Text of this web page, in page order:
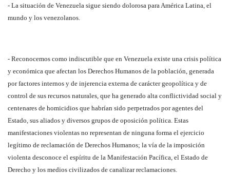
- La situación de Venezuela sigue siendo dolorosa para América Latina, el
mundo y los venezolanos.
- Reconocemos como indiscutible que en Venezuela existe una crisis política
y económica que afectan los Derechos Humanos de la población, generada
por factores internos y de injerencia externa de carácter geopolítica y de
control de sus recursos naturales, que ha generado alta conflictividad social y
centenares de homicidios que habrían sido perpetrados por agentes del
Estado, sus aliados y diversos grupos de oposición política. Estas
manifestaciones violentas no representan de ninguna forma el ejercicio
legítimo de reclamación de Derechos Humanos; la vía de la imposición
violenta desconoce el espíritu de la Manifestación Pacífica, el Estado de
Derecho y los medios civilizados de canalizar reclamaciones.